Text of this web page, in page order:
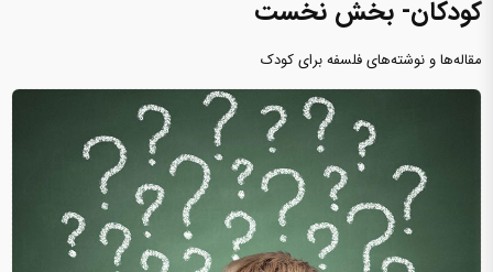
کودکان- بخش نخست
مقاله‌ها و نوشته‌های فلسفه برای کودک